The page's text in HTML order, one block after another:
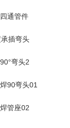
通管件
插弯头
弯头2
90弯头01
管座02